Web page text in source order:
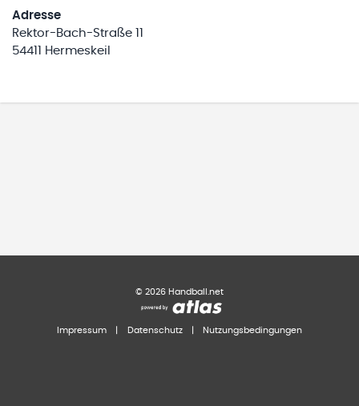
Adresse
Rektor-Bach-Straße 11
54411 Hermeskeil
© 2026 Handball.net
Impressum Datenschutz Nutzungsbedingungen